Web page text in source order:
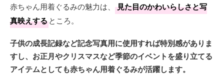
赤ちゃん用着ぐるみの魅力は、
見た目のかわいらしさと写
真映えするところ。
子供の成長記録など記念写真用に使用すれば特別感がありま
すし、お正月やクリスマスなど季節のイベントを盛り立てる
アイテムとしても赤ちゃん用着ぐるみが活躍します。